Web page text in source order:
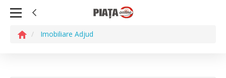
Imobiliare Adjud